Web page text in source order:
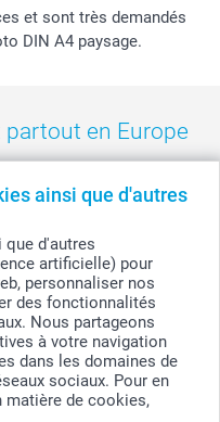
ainsi que d'autres
d'autres
artificielle) pour
personnaliser nos
des fonctionnalités
Nous partageons
à votre navigation
dans les domaines de
sociaux. Pour en
de cookies,
et sont très demandés
DIN A4 paysage.
en Europe
- France - Ireland
Kingdom
TVA incluse et hors frais de port.